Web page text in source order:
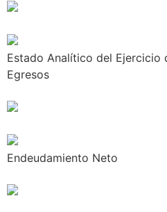
Estado Analítico del Ejercicio
Egresos
Endeudamiento Neto